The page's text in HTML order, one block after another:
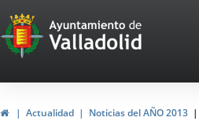
Portal
Web
del
Ayuntamiento
InicioActualidad Noticias del AÑO 2013